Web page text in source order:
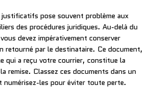
justificatifs pose souvent problème aux
des procédures juridiques. Au-delà du
devez impérativement conserver
retourné par le destinataire. Ce document,
qui a reçu votre courrier, constitue la
remise. Classez ces documents dans un
numérisez-les pour éviter toute perte.